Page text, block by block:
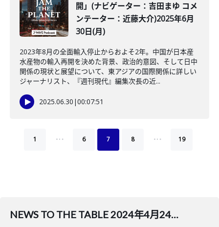
開」(ナビゲーター：吉田まゆ コメ
ンテーター：近藤大介)2025年6月
30日(月)
2023年8月の全面輸入停止からおよそ2年。中国が日本産
水産物の輸入再開を決めた背景、政治的意図、そして日中
関係の現状と展望について、東アジアの国際関係に詳しい
ジャーナリスト、『週刊現代』編集次長の近...
2025.06.30 |00:07:51
1 … 6 7 8 … 19
NEWS TO THE TABLE 2024年4月24日(水)(ナビゲーター：堀潤 コメンテーター：三牧聖子)